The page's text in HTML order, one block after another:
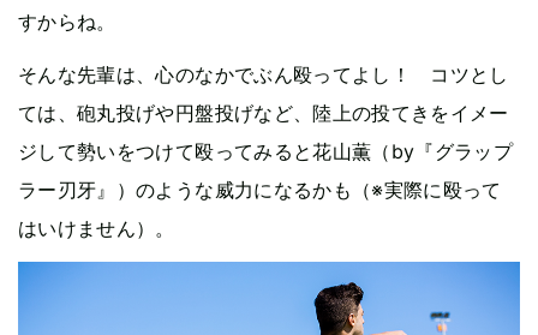
すからね。
そんな先輩は、心のなかでぶん殴ってよし！ コツとし
ては、砲丸投げや円盤投げなど、陸上の投てきをイメー
ジして勢いをつけて殴ってみると花山薫（by『グラップ
ラー刃牙』）のような威力になるかも（※実際に殴って
はいけません）。